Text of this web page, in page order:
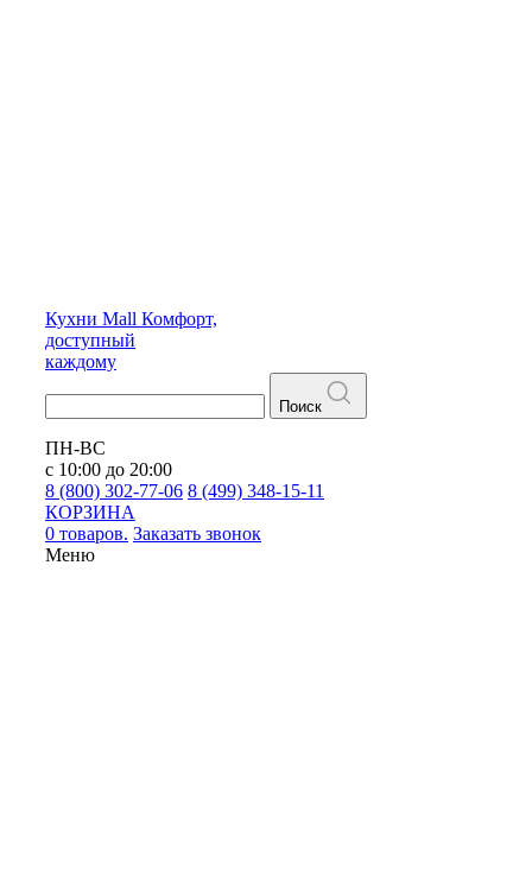
Кухни Mall Комфорт,
доступный
каждому
Поиск
ПН-ВС
с 10:00 до 20:00
8 (800) 302-77-06 8 (499) 348-15-11
КОРЗИНА
0 товаров. Заказать звонок
Меню